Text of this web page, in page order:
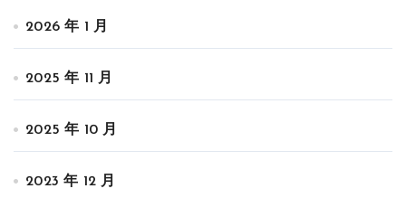
2026 年 1 月
2025 年 11 月
2025 年 10 月
2023 年 12 月